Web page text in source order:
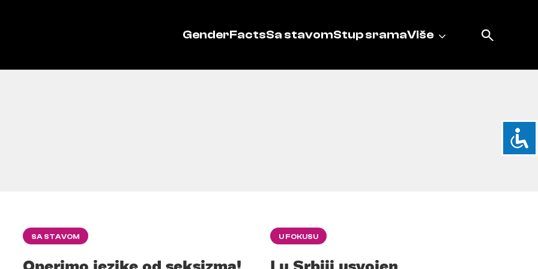
GenderFactsSa stavomStup sramaViše
SA STAVOM U FOKUSU